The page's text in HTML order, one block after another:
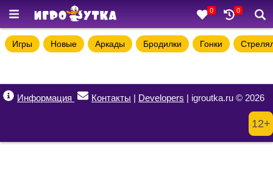
0 0
Игры Новые Аркады Бродилки Гонки
Информация Контакты | Developers | igroutka.ru © 2026
12+